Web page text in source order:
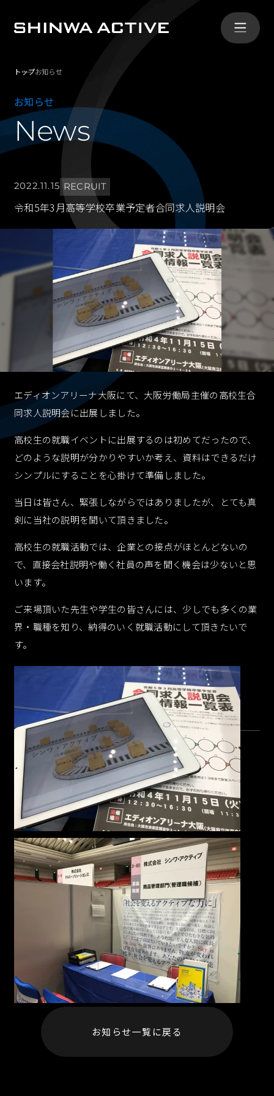
シンワ・アクティブとは
ABOUT
事業内容
導入事例
COMPANY
資料ダウンロード
お問い合わせ
CONTACT
お知らせ 個人情報保護個人情報取り扱い
資料ダウンロード
072-665-5707
トップお知らせ
お知らせ
News
2022.11.15 RECRUIT
令和5年3月高等学校卒業予定者合同求人説明会
エディオンアリーナ大阪にて、大阪労働局主催の高校生合
同求人説明会に出展しました。
高校生の就職イベントに出展するのは初めてだったので、
どのような説明が分かりやすいか考え、資料はできるだけ
シンプルにすることを心掛けて準備しました。
当日は皆さん、緊張しながらではありましたが、とても真
剣に当社の説明を聞いて頂きました。
高校生の就職活動では、企業との接点がほとんどないの
で、直接会社説明や働く社員の声を聞く機会は少ないと思
います。
ご来場頂いた先生や学生の皆さんには、少しでも多くの業
界・職種を知り、納得のいく就職活動にして頂きたいで
す。
お知らせ一覧に戻る